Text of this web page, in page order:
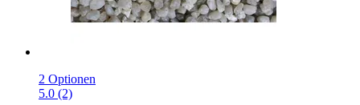
2 Optionen
5.0 (2)